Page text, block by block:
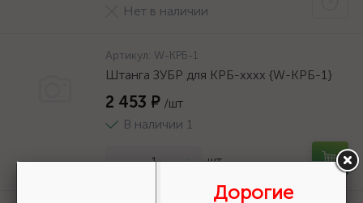
Нет в наличии
Артикул: W-КРБ-1
Штанга ЗУБР для КРБ-хххх {W-КРБ-1}
2 453 ₽ /шт
В наличии 1
- + шт
Дорогие